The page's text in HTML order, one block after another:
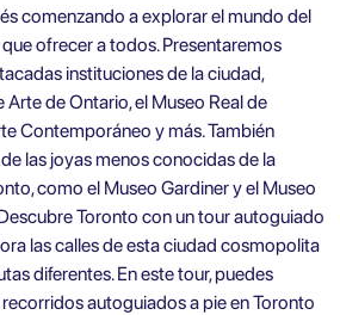
comenzando a explorar el mundo del
ofrecer a todos. Presentaremos
instituciones de la ciudad,
Arte de Ontario, el Museo Real de
Contemporáneo y más. También
las joyas menos conocidas de la
como el Museo Gardiner y el Museo
Toronto con un tour autoguiado
las calles de esta ciudad cosmopolita
diferentes. En este tour, puedes
autoguiados a pie en Toronto